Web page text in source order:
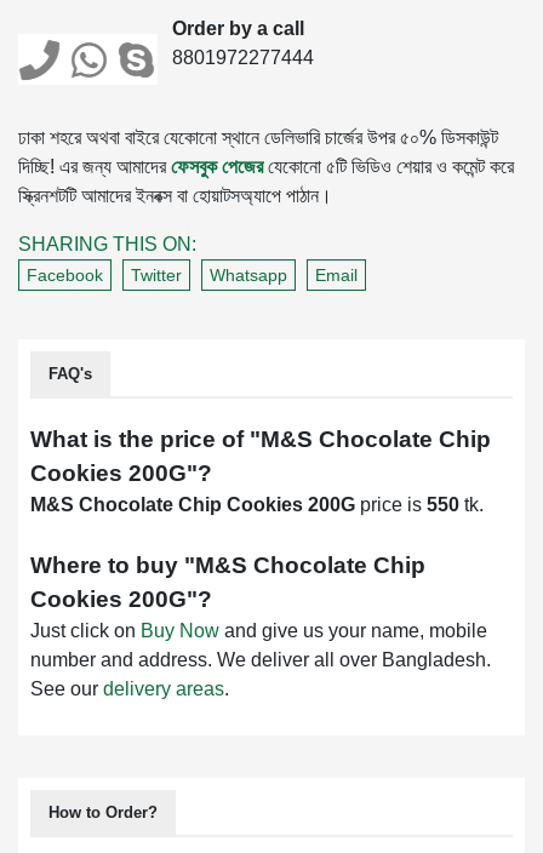
Order by a call
8801972277444
ঢাকা শহরে অথবা বাইরে যেকোনো স্থানে ডেলিভারি চার্জের উপর ৫০% ডিসকাউন্ট
দিচ্ছি! এর জন্য আমাদেরফেসবুক পেজেরযেকোনো ৫টি ভিডিও শেয়ার ও কমেন্ট করে
স্ক্রিনশটটি আমাদের ইনবক্স বা হোয়াটসঅ্যাপে পাঠান।
SHARING THIS ON:
Facebook Twitter Whatsapp Email
FAQ's
What is the price of "M&S Chocolate Chip
Cookies 200G"?
M&S Chocolate Chip Cookies 200G price is 550 tk.
Where to buy "M&S Chocolate Chip
Cookies 200G"?
Just click on Buy Now and give us your name, mobile
number and address. We deliver all over Bangladesh.
See our delivery areas.
How to Order?